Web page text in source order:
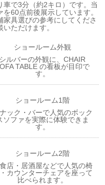
で3分（約2キロ）です。当
60点前後展示しています。
具選びの参考にしてくださ
ただけます。
ショールーム外観
シルバーの外観に、CHAIR
TABLE の看板が目印で
す。
ショールーム1階
ック・バーで人気のボック
ソファを実際に体験できま
す。
ショールーム2階
店・居酒屋などで人気の椅
カウンターチェアを座って
比べられます。